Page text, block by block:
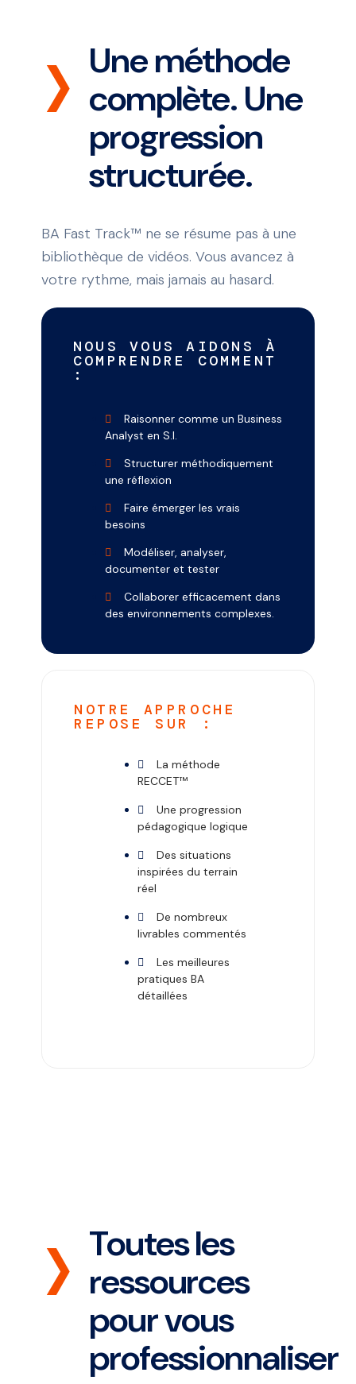
Une méthode
complète. Une
progression
structurée.
BA Fast Track™ ne se résume pas à une
bibliothèque de vidéos. Vous avancez à
votre rythme, mais jamais au hasard.
NOUS VOUS AIDONS À
COMPRENDRE COMMENT
:
Raisonner comme un Business
Analyst en S.I.
Structurer méthodiquement
une réflexion
Faire émerger les vrais
besoins
Modéliser, analyser,
documenter et tester
Collaborer efficacement dans
des environnements complexes.
NOTRE APPROCHE
REPOSE SUR :
La méthode
RECCET™
Une progression
pédagogique logique
Des situations
inspirées du terrain
réel
De nombreux
livrables commentés
Les meilleures
pratiques BA
détaillées
Toutes les
ressources
pour vous
professionnaliser